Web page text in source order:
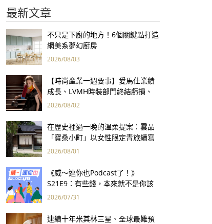
最新文章
不只是下廚的地方！6個關鍵點打造
網美系夢幻廚房
2026/08/03
【時尚產業一週要事】愛馬仕業績
成長、LVMH時裝部門終結虧損、
Kering轉型策略初現成效、Prada
2026/08/02
在歷史裡過一晚的溫柔提案：雲品
「寶桑小町」以女性限定青旅續寫
台東老屋記憶
2026/08/01
《威～連你也Podcast了！》
S21E9：有些錢，本來就不是你該
賺的——讀《一個投機者的告白》
2026/07/31
連續十年米其林三星、全球最難預